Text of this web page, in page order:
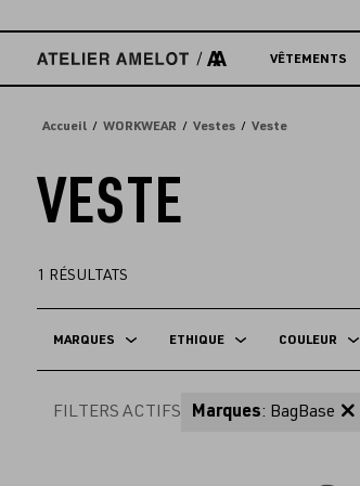
directement
contenu
VÊTEMENTS
Accueil WORKWEAR Vestes Veste
VESTE
1 RÉSULTATS
MARQUES ETHIQUE COULEUR
FILTERS ACTIFS Marques: BagBase